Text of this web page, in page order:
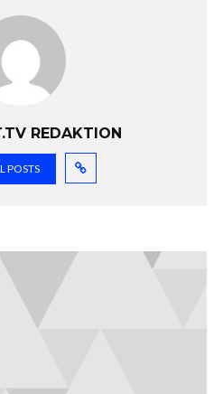
REDAKTION
POSTS